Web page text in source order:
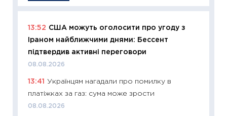
13:52 США можуть оголосити про угоду з
Іраном найближчими днями: Бессент
підтвердив активні переговори
08.08.2026
13:41
Українцям нагадали про помилку в
платіжках за газ: сума може зрости
08.08.2026